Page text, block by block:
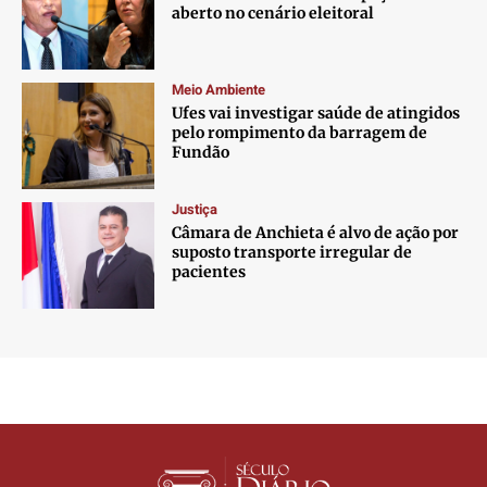
aberto no cenário eleitoral
Meio Ambiente
Ufes vai investigar saúde de atingidos
pelo rompimento da barragem de
Fundão
Justiça
Câmara de Anchieta é alvo de ação por
suposto transporte irregular de
pacientes